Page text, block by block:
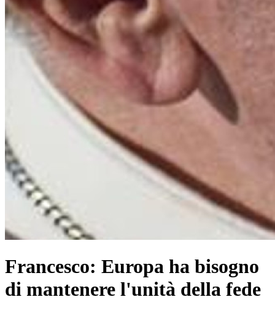
Francesco: Europa ha bisogno
di mantenere l'unità della fede